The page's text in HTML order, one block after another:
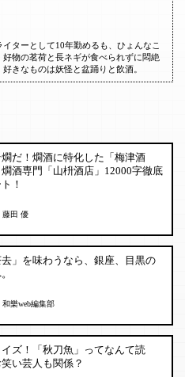
ターとして10年勤めるも、ひょんなこ
好物の茗荷と長ネギが食べられずに悶絶
きなものは妖怪と盆踊りと飲酒。
だ！燗酒に特化した「梅津酒
酒専門「山枡酒店」12000字徹底
！
藤田 優
去」を味わうなら、銀座、目黒の
和樂web編集部
ズ！「秋刀魚」ってなんて読
い芸人も関係？